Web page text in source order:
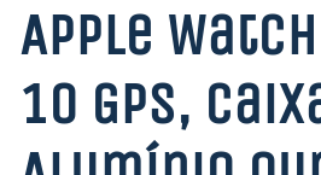
Apple
10 GPS,